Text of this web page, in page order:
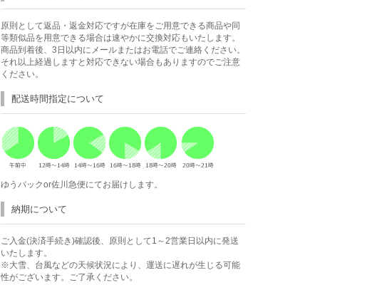
原則として返品・返金対応ですが在庫をご用意できる商品や同
等類似品を用意できる場合は速やかに交換対応もいたします。
商品到着後、3日以内にメールまたはお電話でご連絡ください。
それ以上経過しますと対応できない場合もありますのでご注意
ください。
配送時間指定について
ゆうパックor佐川急便にてお届けします。
納期について
ご入金(決済手続き)確認後、原則として1～2営業日以内に発送
いたします。
※大雪、台風などの天候状況により、運送に遅れが生じる可能
性がございます。ご了承ください。